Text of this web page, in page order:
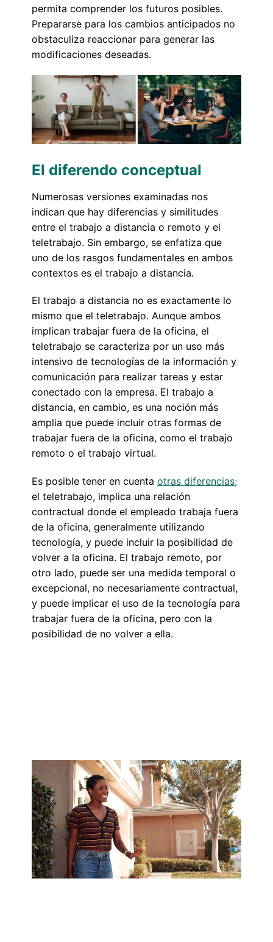
permita comprender los futuros posibles.
Prepararse para los cambios anticipados no
obstaculiza reaccionar para generar las
modificaciones deseadas.
El diferendo conceptual
Numerosas versiones examinadas nos
indican que hay diferencias y similitudes
entre el trabajo a distancia o remoto y el
teletrabajo. Sin embargo, se enfatiza que
uno de los rasgos fundamentales en ambos
contextos es el trabajo a distancia.
El trabajo a distancia no es exactamente lo
mismo que el teletrabajo. Aunque ambos
implican trabajar fuera de la oficina, el
teletrabajo se caracteriza por un uso más
intensivo de tecnologías de la información y
comunicación para realizar tareas y estar
conectado con la empresa. El trabajo a
distancia, en cambio, es una noción más
amplia que puede incluir otras formas de
trabajar fuera de la oficina, como el trabajo
remoto o el trabajo virtual.
Es posible tener en cuenta otras diferencias;
el teletrabajo, implica una relación
contractual donde el empleado trabaja fuera
de la oficina, generalmente utilizando
tecnología, y puede incluir la posibilidad de
volver a la oficina. El trabajo remoto, por
otro lado, puede ser una medida temporal o
excepcional, no necesariamente contractual,
y puede implicar el uso de la tecnología para
trabajar fuera de la oficina, pero con la
posibilidad de no volver a ella.